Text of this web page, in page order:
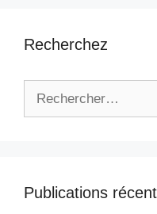
Recherchez
Publications